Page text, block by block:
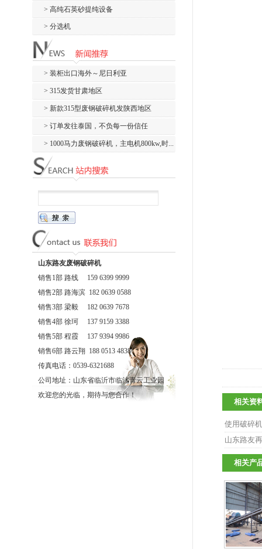
相关资
使用破碎
山东路友
相关产
> 高纯石英砂提纯设备
> 分选机
> 装柜出口海外～尼日利亚
> 315发货甘肃地区
> 新款315型废钢破碎机发陕西地区
> 订单发往泰国，不负每一份信任
> 1000马力废钢破碎机，主电机800kw,时...
山东路友废钢破碎机
销售1部 路线 159 6399 9999
销售2部 路海滨 182 0639 0588
销售3部 梁毅 182 0639 7678
销售4部 徐珂 137 9159 3388
销售5部 程霞 137 9394 9986
销售6部 路云翔 188 0513 4838
传真电话：0539-6321688
公司地址：山东省临沂市临沭青云工业园
欢迎您的光临，期待与您合作！